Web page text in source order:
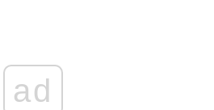
ad